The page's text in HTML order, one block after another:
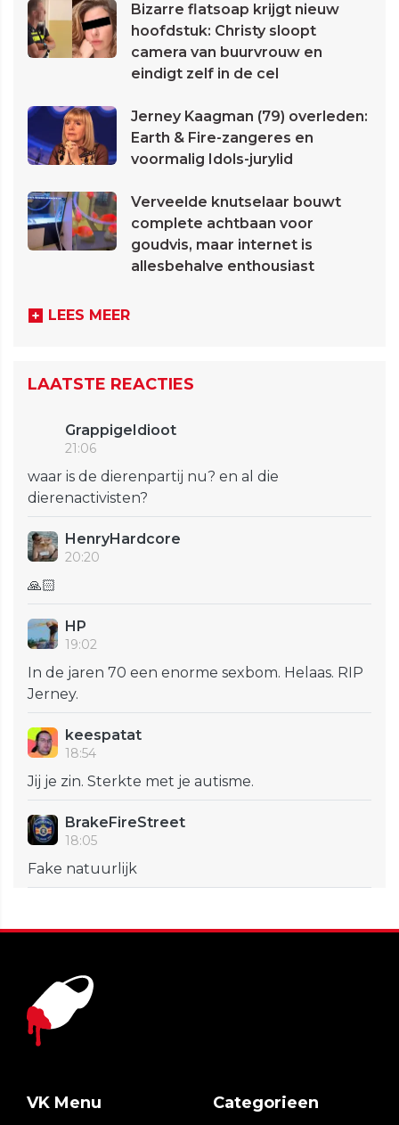
Bizarre flatsoap krijgt nieuw
hoofdstuk: Christy sloopt
camera van buurvrouw en
eindigt zelf in de cel
Jerney Kaagman (79) overleden:
Earth & Fire-zangeres en
voormalig Idols-jurylid
Verveelde knutselaar bouwt
complete achtbaan voor
goudvis, maar internet is
allesbehalve enthousiast
LEES MEER
LAATSTE REACTIES
GrappigeIdioot
21:06
waar is de dierenpartij nu? en al die
dierenactivisten?
HenryHardcore
20:20
🙏🏻
HP
19:02
In de jaren 70 een enorme sexbom. Helaas. RIP
Jerney.
keespatat
18:54
Jij je zin. Sterkte met je autisme.
BrakeFireStreet
18:05
Fake natuurlijk
VK Menu Categorieen